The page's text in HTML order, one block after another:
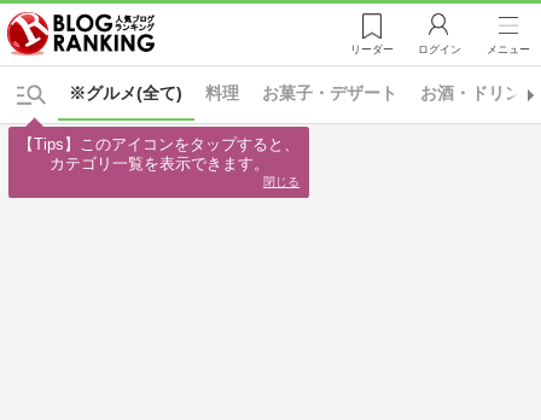
リーダー ログイン メニュー
※グルメ(全て) 料理 お菓子・デザート お酒・ドリンク
【Tips】このアイコンをタップすると、
カテゴリ一覧を表示できます。
閉じる